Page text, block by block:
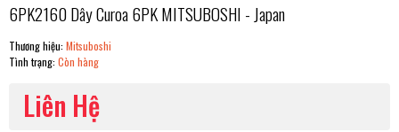
6PK2160 Dây Curoa 6PK MITSUBOSHI - Japan
Thương hiệu: Mitsuboshi
Tình trạng: Còn hàng
Liên Hệ